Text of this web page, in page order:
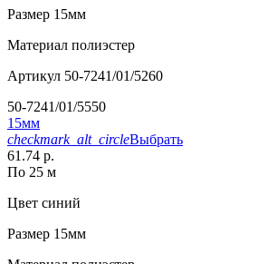
Размер 15мм
Материал полиэстер
Артикул 50-7241/01/5260
50-7241/01/5550
15мм
checkmark_alt_circleВыбрать
61.74 р.
По 25 м
Цвет синий
Размер 15мм